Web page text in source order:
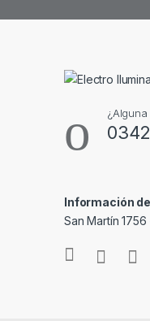
Información
San Martín